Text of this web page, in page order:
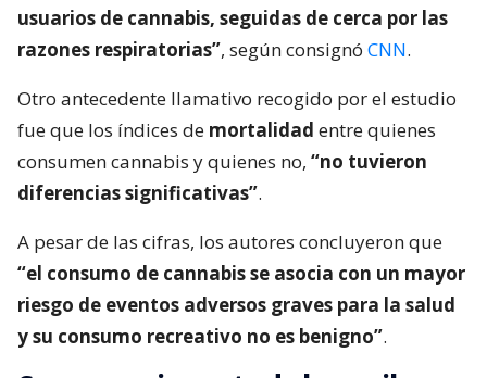
usuarios de cannabis, seguidas de cerca por las
razones respiratorias”, según consignó CNN.
Otro antecedente llamativo recogido por el estudio
fue que los índices de mortalidad entre quienes
consumen cannabis y quienes no, “no tuvieron
diferencias significativas”.
A pesar de las cifras, los autores concluyeron que
“el consumo de cannabis se asocia con un mayor
riesgo de eventos adversos graves para la salud
y su consumo recreativo no es benigno”.